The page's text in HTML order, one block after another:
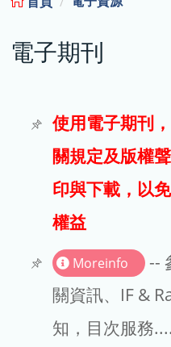
電
文
電子期刊
使用電子期刊
關規定及版權
印與下載，以
權益
Moreinfo
--
關資訊、IF &
知，目次服務